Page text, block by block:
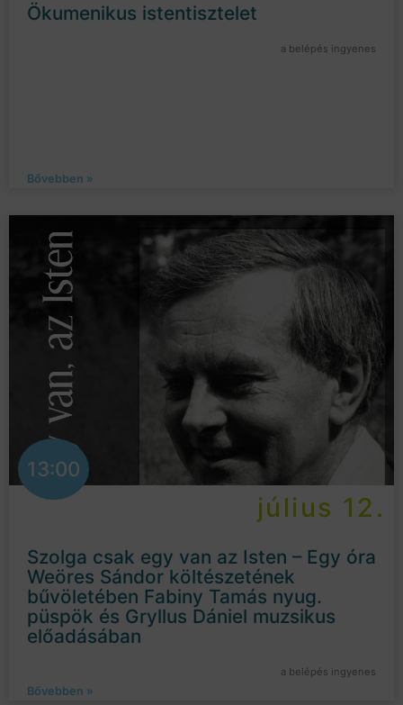
Ökumenikus istentisztelet
a belépés ingyenes
Bővebben »
13:00
július 12.
Szolga csak egy van az Isten – Egy óra
Weöres Sándor költészetének
bűvöletében Fabiny Tamás nyug.
püspök és Gryllus Dániel muzsikus
előadásában
a belépés ingyenes
Bővebben »